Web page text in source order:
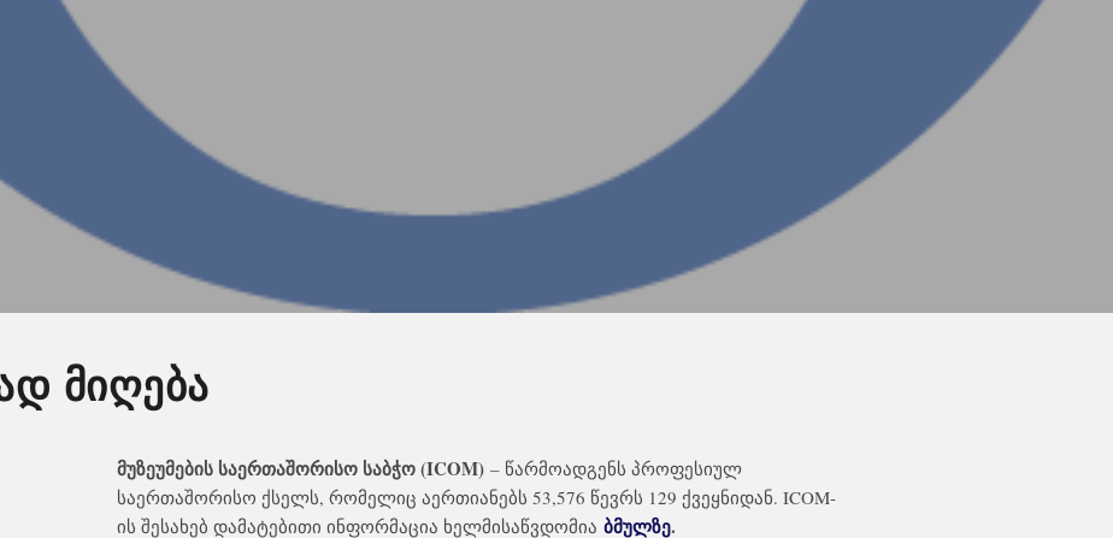
მიღება
მუზეუმების საერთაშორისო საბჭო (ICOM) – წარმოადგენს პროფესიულ
საერთაშორისო ქსელს, რომელიც აერთიანებს 53,576 წევრს 129 ქვეყნიდან. ICOM-
ის შესახებ დამატებითი ინფორმაცია ხელმისაწვდომია ბმულზე.